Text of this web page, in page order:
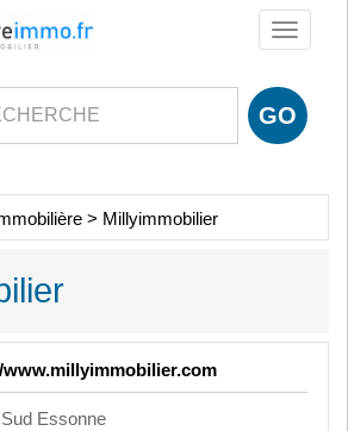
Toggle
> Millyimmobilier
www.millyimmobilier.com
Essonne